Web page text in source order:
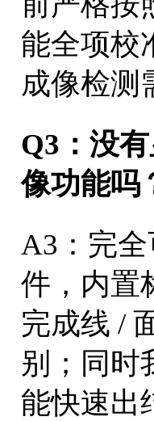
能全项校
成像检测
Q3：没
像功能吗
A3：完
件，内置
完成线 /
别；同时
能快速出